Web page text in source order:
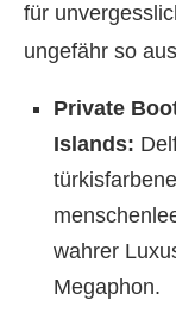
für
ungefähr so
Private
Islands:
wahrer
Megaphon.